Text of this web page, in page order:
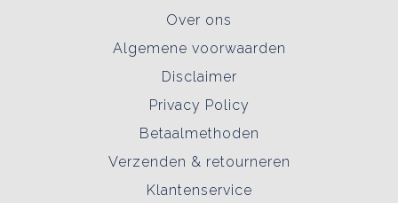
Over ons
Algemene voorwaarden
Disclaimer
Privacy Policy
Betaalmethoden
Verzenden & retourneren
Klantenservice